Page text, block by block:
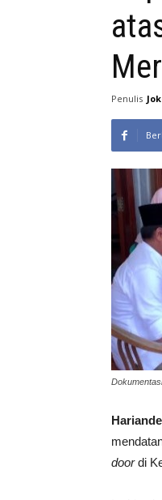
Penulis
doordi